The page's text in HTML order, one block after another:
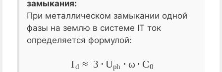
замыкания:
При металлическом замыкании одной
фазы на землю в системе IT ток
определяется формулой: